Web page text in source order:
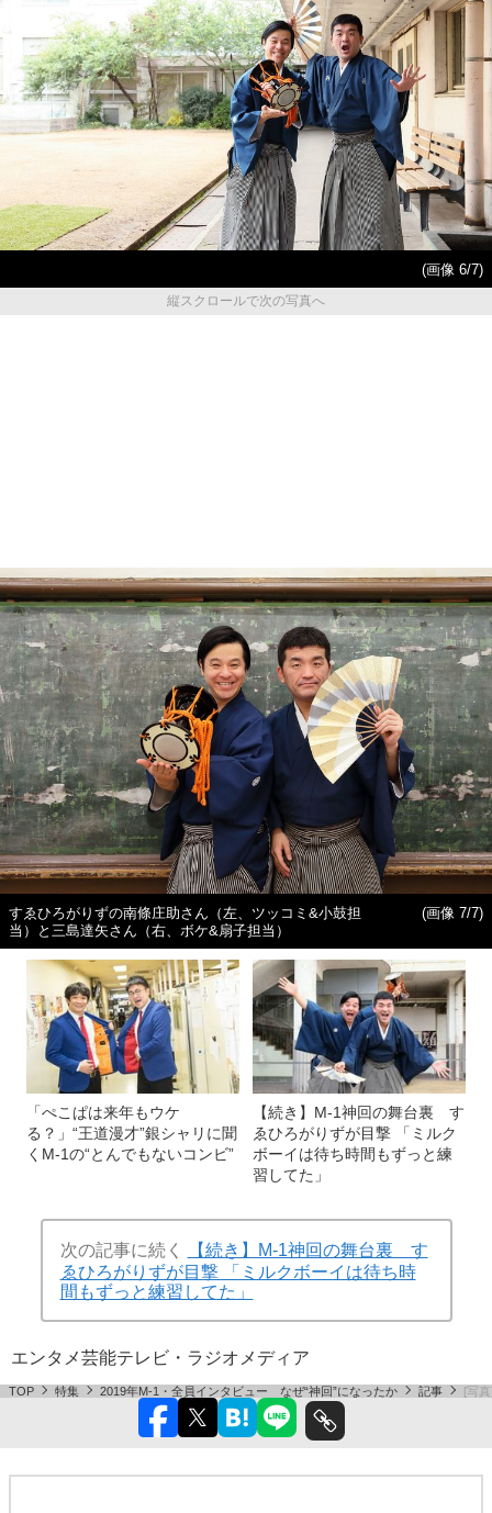
(画像 6/7)
縦スクロールで次の写真へ
すゑひろがりずの南條庄助さん（左、ツッコミ&小鼓担
当）と三島達矢さん（右、ボケ&扇子担当）
(画像 7/7)
「ぺこぱは来年もウケ
る？」“王道漫才”銀シャリに聞
くM-1の“とんでもないコンビ”
【続き】M-1神回の舞台裏 す
ゑひろがりずが目撃 「ミルク
ボーイは待ち時間もずっと練
習してた」
次の記事に続く
【続き】M-1神回の舞台裏 す
ゑひろがりずが目撃 「ミルクボーイは待ち時
間もずっと練習してた」
エンタメ芸能テレビ・ラジオ メディア
TOP 特集 2019年M-1・全員インタビュー なぜ“神回”になったか 記事 [写